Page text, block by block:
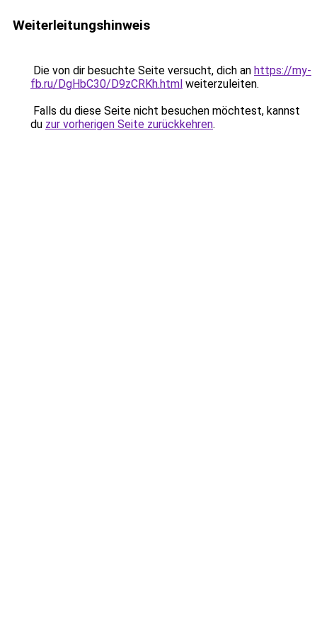
Weiterleitungshinweis
Die von dir besuchte Seite versucht, dich an https://my-
fb.ru/DgHbC30/D9zCRKh.html weiterzuleiten.
Falls du diese Seite nicht besuchen möchtest, kannst
du zur vorherigen Seite zurückkehren.